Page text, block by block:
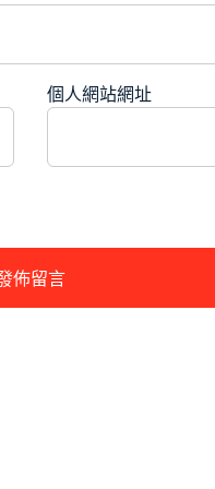
個人網站網址